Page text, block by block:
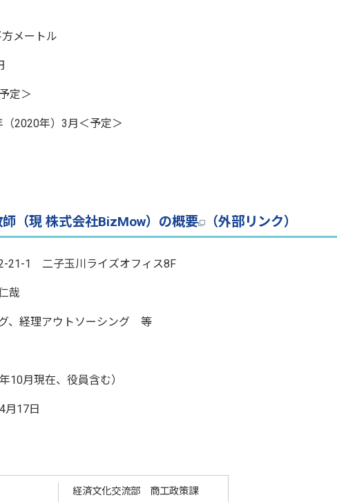
ートル
＞
年）3月＜予定＞
師（現 株式会社BizMow）の概要 （外部リンク）
21-1 二子玉川ライズオフィス8F
哉
、経理アウトソーシング 等
月現在、役員含む）
17日
経済文化交流部 商工政策課